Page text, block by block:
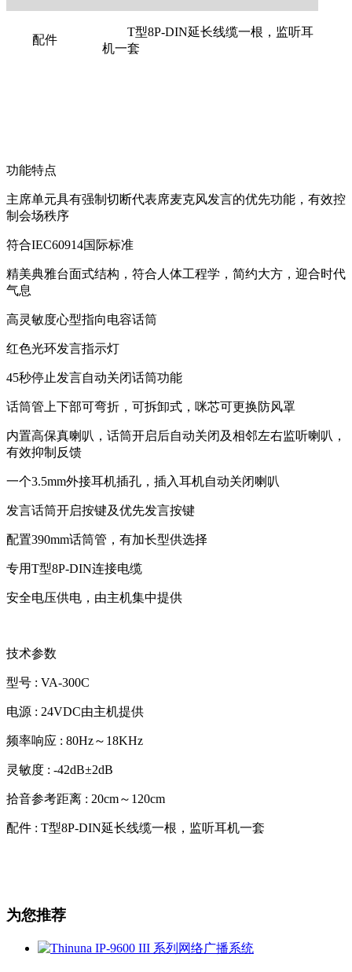
配件
T型8P-DIN延长线缆一根，监听耳
机一套
功能特点
主席单元具有强制切断代表席麦克风发言的优先功能，有效控
制会场秩序
符合IEC60914国际标准
精美典雅台面式结构，符合人体工程学，简约大方，迎合时代
气息
高灵敏度心型指向电容话筒
红色光环发言指示灯
45秒停止发言自动关闭话筒功能
话筒管上下部可弯折，可拆卸式，咪芯可更换防风罩
内置高保真喇叭，话筒开启后自动关闭及相邻左右监听喇叭，
有效抑制反馈
一个3.5mm外接耳机插孔，插入耳机自动关闭喇叭
发言话筒开启按键及优先发言按键
配置390mm话筒管，有加长型供选择
专用T型8P-DIN连接电缆
安全电压供电，由主机集中提供
技术参数
型号 : VA-300C
电源 : 24VDC由主机提供
频率响应 : 80Hz～18KHz
灵敏度 : -42dB±2dB
拾音参考距离 : 20cm～120cm
配件 : T型8P-DIN延长线缆一根，监听耳机一套
为您推荐